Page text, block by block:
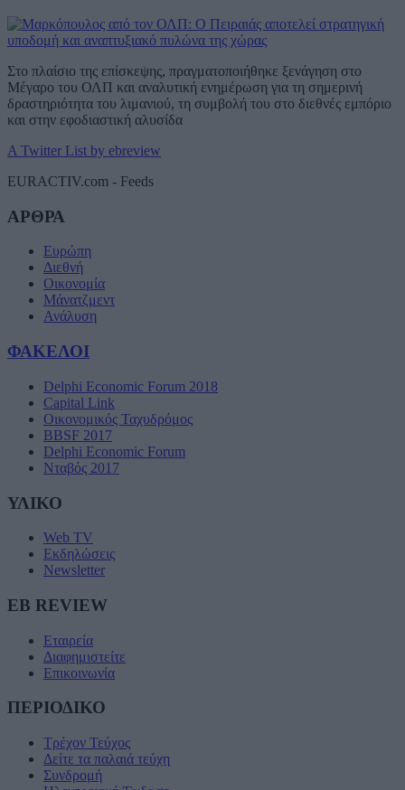
Στο πλαίσιο της επίσκεψης, πραγματοποιήθηκε ξενάγηση στο
Μέγαρο του ΟΛΠ και αναλυτική ενημέρωση για τη σημερινή
δραστηριότητα του λιμανιού, τη συμβολή του στο διεθνές εμπόριο
και στην εφοδιαστική αλυσίδα
A Twitter List by ebreview
EURACTIV.com - Feeds
ΑΡΘΡΑ
Ευρώπη
Διεθνή
Οικονομία
Μάνατζμεντ
Ανάλυση
ΦΑΚΕΛΟΙ
Delphi Economic Forum 2018
Capital Link
Οικονομικός Ταχυδρόμος
BBSF 2017
Delphi Economic Forum
Νταβός 2017
ΥΛΙΚΟ
Web TV
Εκδηλώσεις
Newsletter
EB REVIEW
Εταιρεία
Διαφημιστείτε
Επικοινωνία
ΠΕΡΙΟΔΙΚΟ
Τρέχον Τεύχος
Δείτε τα παλαιά τεύχη
Συνδρομή